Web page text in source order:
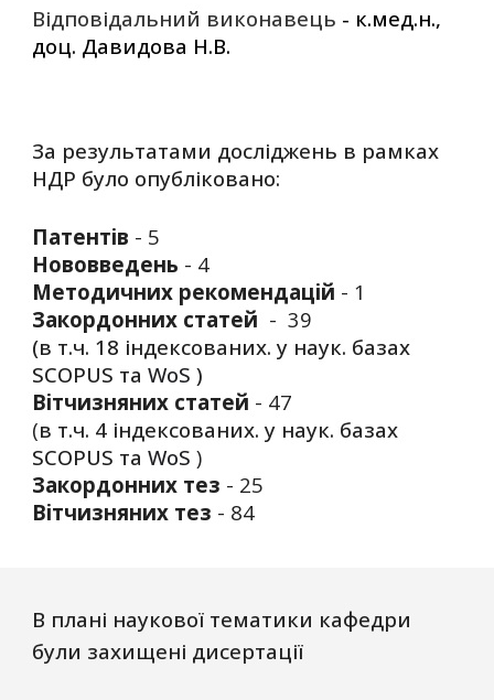
Відповідальний виконавець - к.мед.н.,
доц. Давидова Н.В.
За результатами досліджень в рамках
НДР було опубліковано:
Патентів - 5
Нововведень - 4
Методичних рекомендацій - 1
Закордонних статей - 39
(в т.ч. 18 індексованих. у наук. базах
SCOPUS таWoS )
Вітчизняних статей - 47
(в т.ч. 4 індексованих. у наук. базах
SCOPUS таWoS )
Закордонних тез - 25
Вітчизняних тез - 84
В плані наукової тематики кафедри
були захищені дисертації